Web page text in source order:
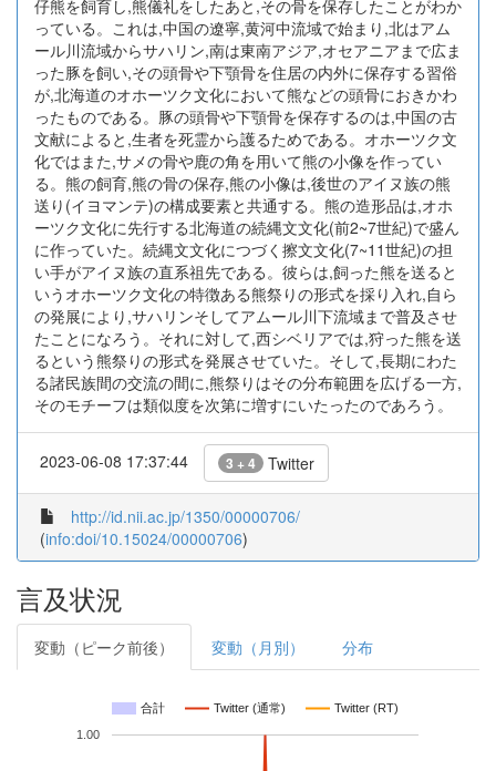
仔熊を飼育し,熊儀礼をしたあと,その骨を保存したことがわか
っている。これは,中国の遼寧,黄河中流域で始まり,北はアム
ール川流域からサハリン,南は東南アジア,オセアニアまで広ま
った豚を飼い,その頭骨や下顎骨を住居の内外に保存する習俗
が,北海道のオホーツク文化において熊などの頭骨におきかわ
ったものである。豚の頭骨や下顎骨を保存するのは,中国の古
文献によると,生者を死霊から護るためである。オホーツク文
化ではまた,サメの骨や鹿の角を用いて熊の小像を作ってい
る。熊の飼育,熊の骨の保存,熊の小像は,後世のアイヌ族の熊
送り(イヨマンテ)の構成要素と共通する。熊の造形品は,オホ
ーツク文化に先行する北海道の続縄文文化(前2~7世紀)で盛ん
に作っていた。続縄文文化につづく擦文文化(7~11世紀)の担
い手がアイヌ族の直系祖先である。彼らは,飼った熊を送ると
いうオホーツク文化の特徴ある熊祭りの形式を採り入れ,自ら
の発展により,サハリンそしてアムール川下流域まで普及させ
たことになろう。それに対して,西シベリアでは,狩った熊を送
るという熊祭りの形式を発展させていた。そして,長期にわた
る諸民族間の交流の間に,熊祭りはその分布範囲を広げる一方,
そのモチーフは類似度を次第に増すにいたったのであろう。
2023-06-08 17:37:44 3 + 4 Twitter
http://id.nii.ac.jp/1350/00000706/
(info:doi/10.15024/00000706)
言及状況
変動（ピーク前後） 変動（月別） 分布
合計 Twitter (通常)
Twitter (RT)
1.00